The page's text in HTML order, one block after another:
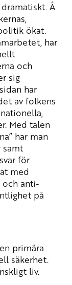
Å
ökat.
har
och
sig
har
av folkens
Med talen
har man
samt
för
med
och anti-
på
primära
säkerhet.
liv.